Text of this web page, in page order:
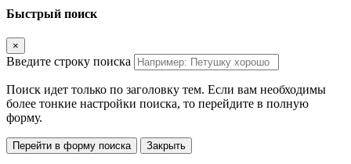
Быстрый поиск
×
Введите строку поиска
Поиск идет только по заголовку тем. Если вам необходимы
более тонкие настройки поиска, то перейдите в полную
форму.
Перейти в форму поиска Закрыть